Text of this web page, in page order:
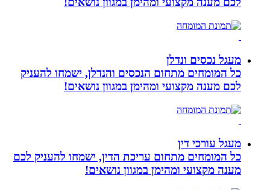
מעגל נכסים ונדלן
כל המומחים מתחום הנכסים והנדלן, ישמחו להעניק
לכם מענה מקצועי ומהימן במגוון נושאים!
מעגל עורכי דין
כל המומחים מתחום עריכת הדין, ישמחו להעניק לכם
מענה מקצועי ומהימן במגוון נושאים!